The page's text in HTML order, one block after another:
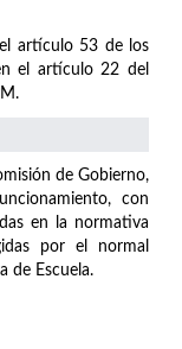
artículo 53 de los
el artículo 22 del
de Gobierno,
con
en la normativa
por el normal
de Escuela.